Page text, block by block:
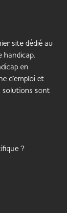
site dédié au
handicap.
en
d'emploi et
solutions sont
?